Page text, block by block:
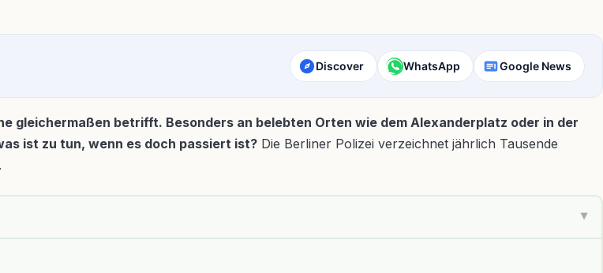
Discover WhatsApp Google News
gleichermaßen betrifft. Besonders an belebten Orten wie dem Alexanderplatz oder in der
ist zu tun, wenn es doch passiert ist? Die Berliner Polizei verzeichnet jährlich Tausende
▶